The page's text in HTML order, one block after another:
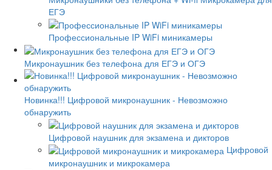
ЕГЭ
Профессиональные IP WiFi миникамеры
Микронаушник без телефона для ЕГЭ и ОГЭ
Новинка!!! Цифровой микронаушник - Невозможно
обнаружить
Цифровой наушник для экзамена и дикторов
Цифровой
микронаушник и микрокамера